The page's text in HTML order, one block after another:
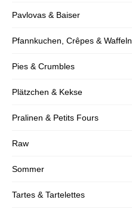
Pavlovas & Baiser
Pfannkuchen, Crêpes & Waffeln
Pies & Crumbles
Plätzchen & Kekse
Pralinen & Petits Fours
Raw
Sommer
Tartes & Tartelettes